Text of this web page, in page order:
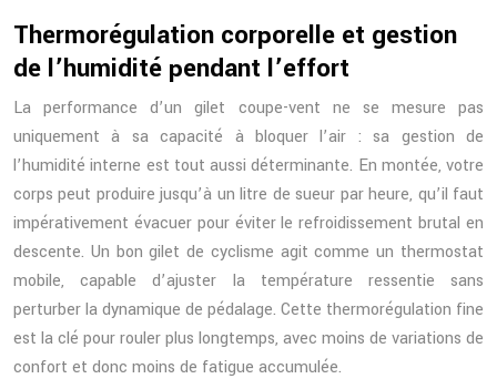
Thermorégulation corporelle et gestion
de l’humidité pendant l’effort
La performance d’un gilet coupe-vent ne se mesure pas
uniquement à sa capacité à bloquer l’air : sa gestion de
l’humidité interne est tout aussi déterminante. En montée, votre
corps peut produire jusqu’à un litre de sueur par heure, qu’il faut
impérativement évacuer pour éviter le refroidissement brutal en
descente. Un bon gilet de cyclisme agit comme un thermostat
mobile, capable d’ajuster la température ressentie sans
perturber la dynamique de pédalage. Cette thermorégulation fine
est la clé pour rouler plus longtemps, avec moins de variations de
confort et donc moins de fatigue accumulée.